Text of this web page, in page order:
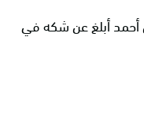
أحمد أبلغ عن شكه في